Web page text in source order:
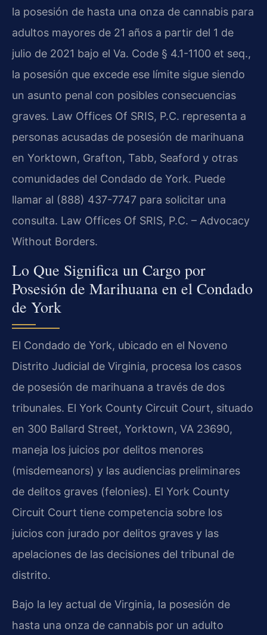
la posesión de hasta una onza de cannabis para
adultos mayores de 21 años a partir del 1 de
julio de 2021 bajo el Va. Code § 4.1-1100 et seq.,
la posesión que excede ese límite sigue siendo
un asunto penal con posibles consecuencias
graves. Law Offices Of SRIS, P.C. representa a
personas acusadas de posesión de marihuana
en Yorktown, Grafton, Tabb, Seaford y otras
comunidades del Condado de York. Puede
llamar al (888) 437-7747 para solicitar una
consulta. Law Offices Of SRIS, P.C. – Advocacy
Without Borders.
Lo Que Significa un Cargo por
Posesión de Marihuana en el Condado
de York
El Condado de York, ubicado en el Noveno
Distrito Judicial de Virginia, procesa los casos
de posesión de marihuana a través de dos
tribunales. El York County Circuit Court, situado
en 300 Ballard Street, Yorktown, VA 23690,
maneja los juicios por delitos menores
(misdemeanors) y las audiencias preliminares
de delitos graves (felonies). El York County
Circuit Court tiene competencia sobre los
juicios con jurado por delitos graves y las
apelaciones de las decisiones del tribunal de
distrito.
Bajo la ley actual de Virginia, la posesión de
hasta una onza de cannabis por un adulto